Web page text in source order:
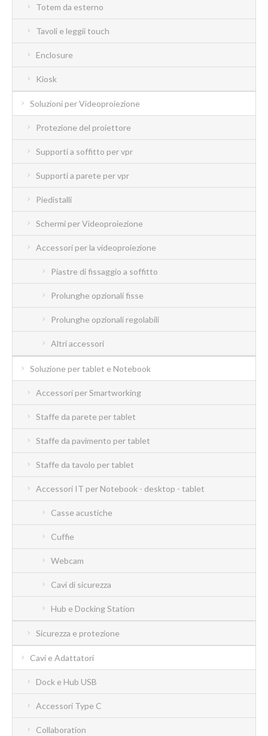
Totem da esterno
Tavoli e leggii touch
Enclosure
Kiosk
Soluzioni per Videoproiezione
Protezione del proiettore
Supporti a soffitto per vpr
Supporti a parete per vpr
Piedistalli
Schermi per Videoproiezione
Accessori per la videoproiezione
Piastre di fissaggio a soffitto
Prolunghe opzionali fisse
Prolunghe opzionali regolabili
Altri accessori
Soluzione per tablet e Notebook
Accessori per Smartworking
Staffe da parete per tablet
Staffe da pavimento per tablet
Staffe da tavolo per tablet
Accessori IT per Notebook - desktop - tablet
Casse acustiche
Cuffie
Webcam
Cavi di sicurezza
Hub e Docking Station
Sicurezza e protezione
Cavi e Adattatori
Dock e Hub USB
Accessori Type C
Collaboration